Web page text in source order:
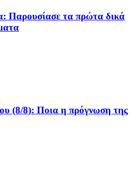
Παρουσίασε τα πρώτα δικά
(8/8): Ποια η πρόγνωση της